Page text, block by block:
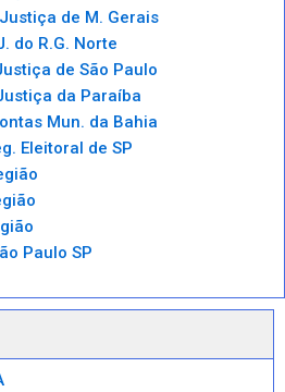
de M. Gerais
do R.G. Norte
de São Paulo
da Paraíba
Mun. da Bahia
Eleitoral de SP
Paulo SP